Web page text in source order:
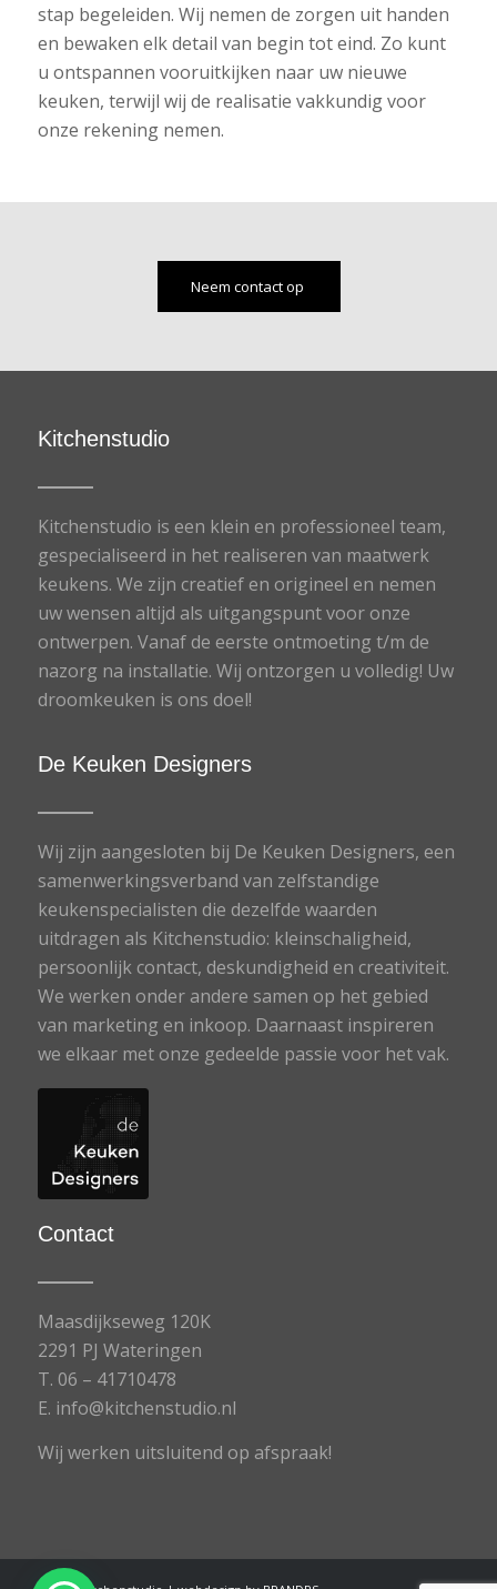
stap begeleiden. Wij nemen de zorgen uit handen
en bewaken elk detail van begin tot eind. Zo kunt
u ontspannen vooruitkijken naar uw nieuwe
keuken, terwijl wij de realisatie vakkundig voor
onze rekening nemen.
Neem contact op
Kitchenstudio
Kitchenstudio is een klein en professioneel team,
gespecialiseerd in het realiseren van maatwerk
keukens. We zijn creatief en origineel en nemen
uw wensen altijd als uitgangspunt voor onze
ontwerpen. Vanaf de eerste ontmoeting t/m de
nazorg na installatie. Wij ontzorgen u volledig! Uw
droomkeuken is ons doel!
De Keuken Designers
Wij zijn aangesloten bij De Keuken Designers, een
samenwerkingsverband van zelfstandige
keukenspecialisten die dezelfde waarden
uitdragen als Kitchenstudio: kleinschaligheid,
persoonlijk contact, deskundigheid en creativiteit.
We werken onder andere samen op het gebied
van marketing en inkoop. Daarnaast inspireren
we elkaar met onze gedeelde passie voor het vak.
Contact
Maasdijkseweg 120K
2291 PJ Wateringen
T. 06 – 41710478
E. info@kitchenstudio.nl
Wij werken uitsluitend op afspraak!